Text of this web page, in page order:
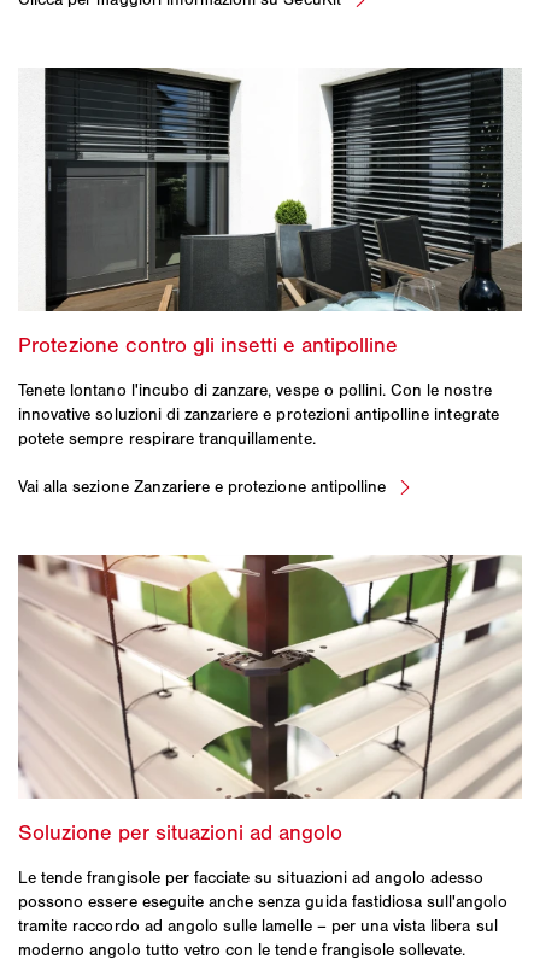
Tenete lontano l'incubo di zanzare, vespe o pollini. Con le nostre
innovative soluzioni di zanzariere e protezioni antipolline integrate
potete sempre respirare tranquillamente.
Le tende frangisole per facciate su situazioni ad angolo adesso
possono essere eseguite anche senza guida fastidiosa sull'angolo
tramite raccordo ad angolo sulle lamelle – per una vista libera sul
moderno angolo tutto vetro con le tende frangisole sollevate.